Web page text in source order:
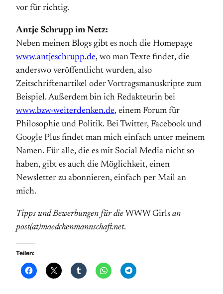
vor für richtig.
Antje Schrupp im Netz:
Neben meinen Blogs gibt es noch die Homepage
www.antjeschrupp.de, wo man Texte findet, die
anderswo veröffentlicht wurden, also
Zeitschriftenartikel oder Vortragsmanuskripte zum
Beispiel. Außerdem bin ich Redakteurin bei
www.bzw-weiterdenken.de, einem Forum für
Philosophie und Politik. Bei Twitter, Facebook und
Google Plus findet man mich einfach unter meinem
Namen. Für alle, die es mit Social Media nicht so
haben, gibt es auch die Möglichkeit, einen
Newsletter zu abonnieren, einfach per Mail an
mich.
Tipps und Bewerbungen für die WWW Girls an
post(at)maedchenmannschaft.net.
Teilen: